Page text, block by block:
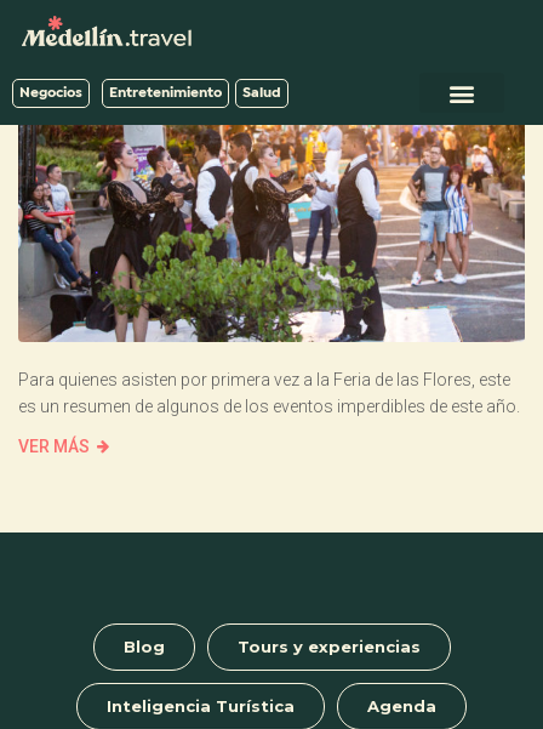
Negocios Entretenimiento Salud
Para quienes asisten por primera vez a la Feria de las Flores, este
es un resumen de algunos de los eventos imperdibles de este año.
VER MÁS
Blog Tours y experiencias
Inteligencia Turística Agenda